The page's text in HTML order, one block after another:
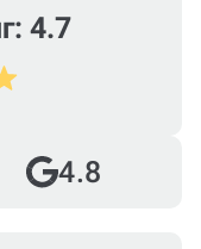
4.7
4.8